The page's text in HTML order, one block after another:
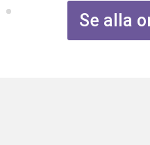
Se alla